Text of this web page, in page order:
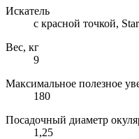
Искатель
с красной точкой,
Вес, кг
9
Максимальное полезное
180
Посадочный диаметр
1,25